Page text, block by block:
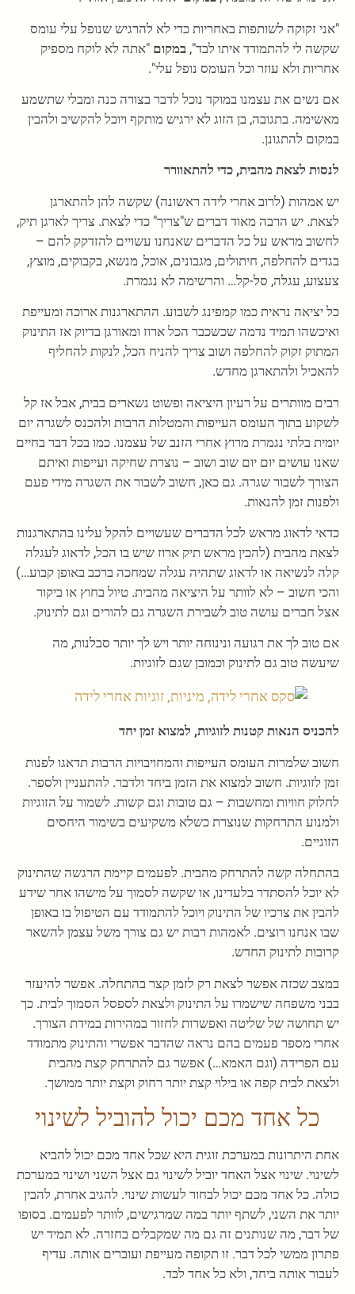
"אני זקוקה לשותפות באחריות כדי לא להרגיש שנופל עלי עומס
שקשה לי להתמודד איתו לבד",במקום "אתה לא לוקח מספיק
אחריות ולא עוזר וכל העומס נופל עלי".
אם נשים את עצמנו במוקד נוכל לדבר בצורה כנה ומבלי שתשמע
מאשימה. בתגובה, בן הזוג לא ירגיש מותקף ויוכל להקשיב ולהבין
במקום להתגונן.
לנסות לצאת מהבית, כדי להתאוורר
יש אמהות (לרוב אחרי לידה ראשונה) שקשה להן להתארגן
לצאת. יש הרבה מאוד דברים ש"צריך" כדי לצאת. צריך לארגן תיק,
לחשוב מראש על כל הדברים שאנחנו עשויים להזדקק להם –
בגדים להחלפה, חיתולים, מגבונים, אוכל, מנשא, בקבוקים, מוצץ,
צעצוע, עגלה, סל-קל… והרשימה לא נגמרת.
כל יציאה נראית כמו קמפינג לשבוע. ההתארגנות ארוכה ומעייפת
ואיכשהו תמיד נדמה שכשכבר הכל ארוז ומאורגן בדיוק אז התינוק
המתוק זקוק להחלפה ושוב צריך להניח הכל, לנקות להחליף
להאכיל ולהתארגן מחדש.
רבים מוותרים על רעיון היציאה ופשוט נשארים בבית, אבל אז קל
לשקוע בתוך העומס העייפות והמטלות הרבות ולהכנס לשגרה יום
יומית בלתי נגמרת מרוץ אחרי הזנב של עצמנו. כמו בכל דבר בחיים
שאנו עושים יום יום שוב ושוב – נוצרת שחיקה ועייפות ואיתם
הצורך לשבור שגרה. גם כאן, חשוב לשבור את השגרה מידי פעם
ולפנות זמן להנאות.
כדאי לדאוג מראש לכל הדברים שעשויים להקל עלינו בהתארגנות
לצאת מהבית (להכין מראש תיק ארוז שיש בו הכל, לדאוג לעגלה
קלה לנשיאה או לדאוג שתהיה עגלה שמחכה ברכב באופן קבוע…)
והכי חשוב – לא לוותר על היציאה מהבית. טיול בחוץ או ביקור
אצל חברים עושה טוב לשבירת השגרה גם להורים וגם לתינוק.
אם טוב לך את רגועה ונינוחה יותר ויש לך יותר סבלנות, מה
שיעשה טוב גם לתינוק וכמובן שגם לזוגיות.
להכניס הנאות קטנות לזוגיות, למצוא זמן יחד
חשוב שלמרות העומס העייפות והמחויבויות הרבות תדאגו לפנות
זמן לזוגיות. חשוב למצוא את הזמן ביחד ולדבר. להתעניין ולספר.
לחלוק חוויות ומחשבות – גם טובות וגם קשות. לשמור על הזוגיות
ולמנוע התרחקות שנוצרת כשלא משקיעים בשימור היחסים
הזוגיים.
בהתחלה קשה להתרחק מהבית. לפעמים קיימת הרגשה שהתינוק
לא יוכל להסתדר בלעדינו, או שקשה לסמוך על מישהו אחר שידע
להבין את צרכיו של התינוק ויוכל להתמודד עם הטיפול בו באופן
שבו אנחנו רוצים. לאמהות רבות יש גם צורך משל עצמן להשאר
קרובות לתינוק החדש.
במצב שכזה אפשר לצאת רק לזמן קצר בהתחלה. אפשר להיעזר
בבני משפחה שישמרו על התינוק ולצאת לספסל הסמוך לבית. כך
יש תחושה של שליטה ואפשרות לחזור במהירות במידת הצורך.
אחרי מספר פעמים בהם נראה שהדבר אפשרי והתינוק מתמודד
עם הפרידה (וגם האמא…) אפשר גם להתרחק קצת מהבית
ולצאת לבית קפה או בילוי קצת יותר רחוק וקצת יותר ממושך.
כל אחד מכם יכול להוביל לשינוי
אחת היתרונות במערכת זוגית היא שכל אחד מכם יכול להביא
לשינוי. שינוי אצל האחד יוביל לשינוי גם אצל השני ושינוי במערכת
כולה. כל אחד מכם יכול לבחור לעשות שינוי. להגיב אחרת, להבין
יותר את השני, לשתף יותר במה שמרגישים, לוותר לפעמים. בסופו
של דבר, מה שנותנים זה גם מה שמקבלים בחזרה. לא תמיד יש
פתרון ממשי לכל דבר. זו תקופה מעייפת ועוברים אותה. עדיף
לעבור אותה ביחד, ולא כל אחד לבד.